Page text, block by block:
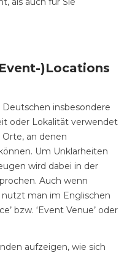
)Locations
Deutschen insbesondere
oder Lokalität verwendet
an denen
Um Unklarheiten
wird dabei in der
Auch wenn
nutzt man im Englischen
bzw. ‘Event Venue’ oder
aufzeigen, wie sich